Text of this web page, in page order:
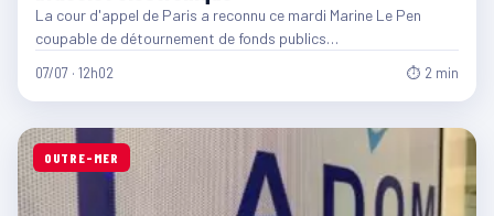
La cour d'appel de Paris a reconnu ce mardi Marine Le Pen
coupable de détournement de fonds publics…
07/07 · 12h02 ⏱ 2 min
OUTRE-MER